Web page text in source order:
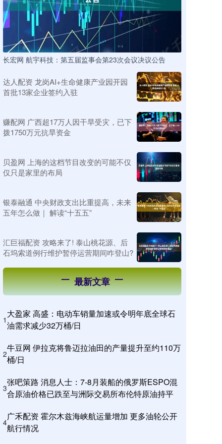
长宏网 航宇科技：第五届监事会第23次会议决议公告
达人配资 龙岗AI+生命健康产业园开园
首批13家企业签约入驻
赚配网 广西超17万人因干旱受灾，已下
拨1750万元抗旱资金
贝盈网 上海的这档节目改变的可能不仅
仅只是家里的布局
银泰融通 中央财政支出比重提高，未来
五年怎么做｜ 解读“十五五”
汇巨福配资 攻略来了! 泰山桃花源、后
石坞索道例行维护暂停运营期间咋登山?
最新文章
1
大盈家 高盛：电动车销量加速或令明年底全球石
油需求减少32万桶/日
2
牛豆网 伊拉克将鲁迈拉油田的产量提升至约110万
桶/日
3
张吧策路 消息人士：7-8月装船的俄罗斯ESPO混
合原油价格已跌至与洲际交易所布伦特原油持平
4
广禾配资 霍尔木兹海峡航运量增加 更多油轮公开
航行情况